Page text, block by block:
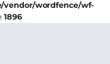
wordfence/wf-
1896